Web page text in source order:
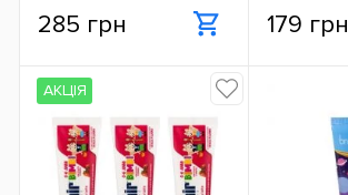
285 грн 179 грн
АКЦІЯ